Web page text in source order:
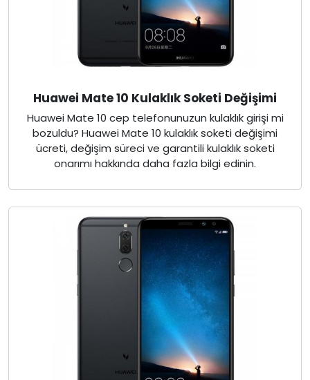
Huawei Mate 10 Kulaklık Soketi Değişimi
Huawei Mate 10 cep telefonunuzun kulaklık girişi mi
bozuldu? Huawei Mate 10 kulaklık soketi değişimi
ücreti, değişim süreci ve garantili kulaklık soketi
onarımı hakkında daha fazla bilgi edinin.